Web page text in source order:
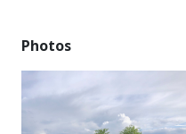
Photos